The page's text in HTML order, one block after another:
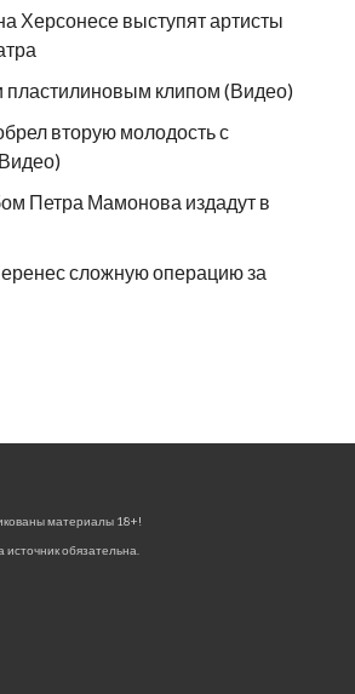
Херсонесе выступят артисты
пластилиновым клипом (Видео)
вторую молодость с
Петра Мамонова издадут в
сложную операцию за
материалы 18+!
обязательна.